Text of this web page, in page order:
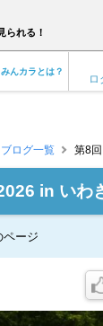
られる！
ロ
みんカラとは？
ブログ一覧 第8
in いわ
ページ